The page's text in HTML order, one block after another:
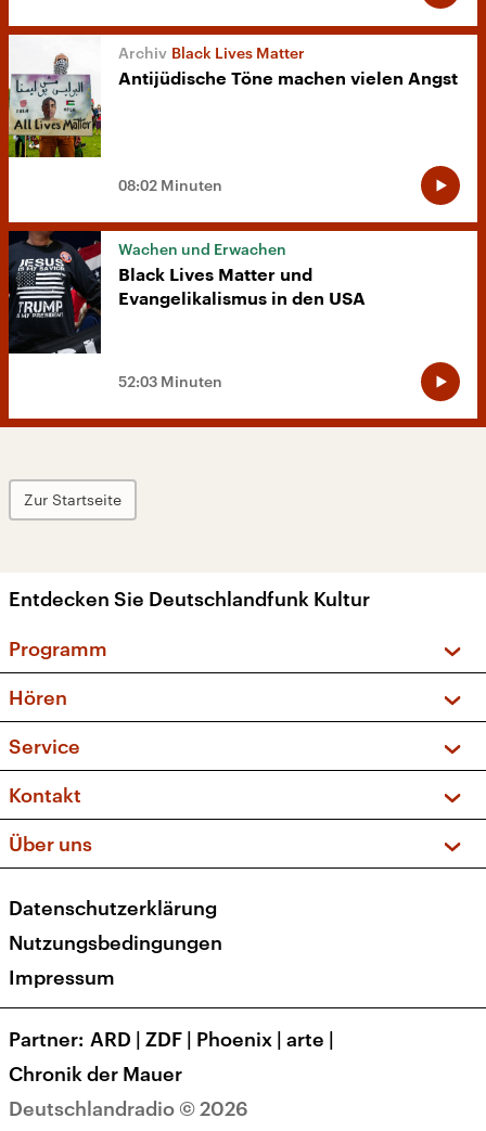
Black Lives Matter
Antijüdische Töne machen vielen Angst
08:02 Minuten
Wachen und Erwachen
Black Lives Matter und
Evangelikalismus in den USA
52:03 Minuten
Zur Startseite
Entdecken Sie Deutschlandfunk Kultur
Programm
Sendungen und Podcasts
Musikliste
Kakadu – Das Kinderprogramm
Hören
Frequenzen (UKW + DAB+)
Service
FAQ
Apps
Newsletter
Kontakt
Social Media
Über uns
Presse
Karriere
Transparenz
Deutschlandradio © 2026
Datenschutzerklärung
Nutzungsbedingungen
Impressum
Partner ARD | ZDF | Phoenix | arte |
Chronik der Mauer